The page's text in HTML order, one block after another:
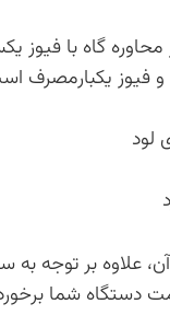
محاوره گاه با
و فیوز یکبارمصرف
لود
علاوه بر توجه به
دستگاه شما